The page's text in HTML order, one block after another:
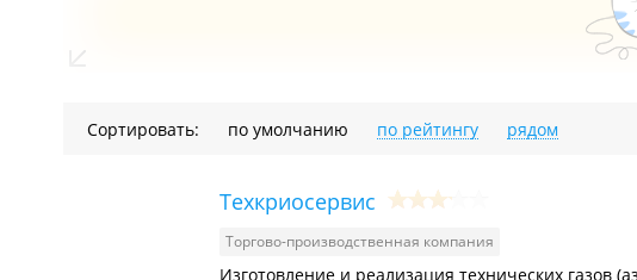
Сортировать: по умолчанию по рейтингу рядом
Техкриосервис
Торгово-производственная компания
Изготовление и реализация технических газов